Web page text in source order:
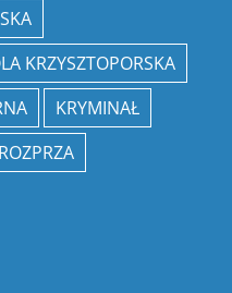
KRZYSZTOPORSKA
KRYMINAŁ
ROZPRZA